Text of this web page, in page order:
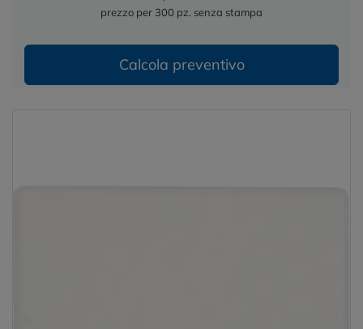
prezzo per 300 pz. senza stampa
Calcola preventivo